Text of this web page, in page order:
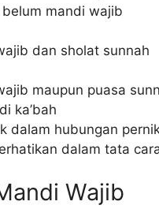
mandi wajib
dan sholat sunnah
maupun puasa
ka’bah
dalam hubungan
dalam tata
Wajib